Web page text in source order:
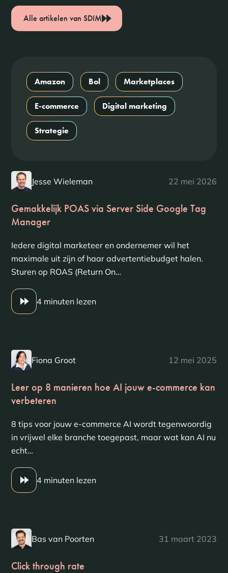
Alle artikelen van SDIM
Amazon Bol Marketplaces
E-commerce Digital marketing
Strategie
Jesse Wieleman 22 mei 2026
Gemakkelijk POAS via Server Side Google Tag
Manager
Iedere digital marketeer en ondernemer wil het
maximale uit zijn of haar advertentiebudget halen.
Sturen op ROAS (Return On…
4 minuten lezen
Fiona Groot 12 mei 2025
Leer op 8 manieren hoe AI jouw e-commerce kan
verbeteren
8 tips voor jouw e-commerce AI wordt tegenwoordig
in vrijwel elke branche toegepast, maar wat kan AI nu
echt…
4 minuten lezen
Bas van Poorten 31 maart 2023
Click through rate